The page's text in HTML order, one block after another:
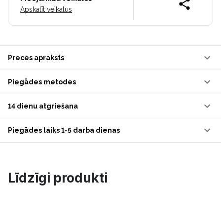
Apskatīt veikalus
Preces apraksts
Piegādes metodes
14 dienu atgriešana
Piegādes laiks 1-5 darba dienas
Līdzīgi produkti